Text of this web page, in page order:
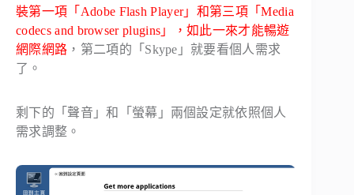
裝第一項「Adobe Flash Player」和第三項「Media
codecs and browser plugins」，如此一來才能暢遊
網際網路 ，第二項的「Skype」就要看個人需求
了。
剩下的「聲音」和「螢幕」兩個設定就依照個人
需求調整。